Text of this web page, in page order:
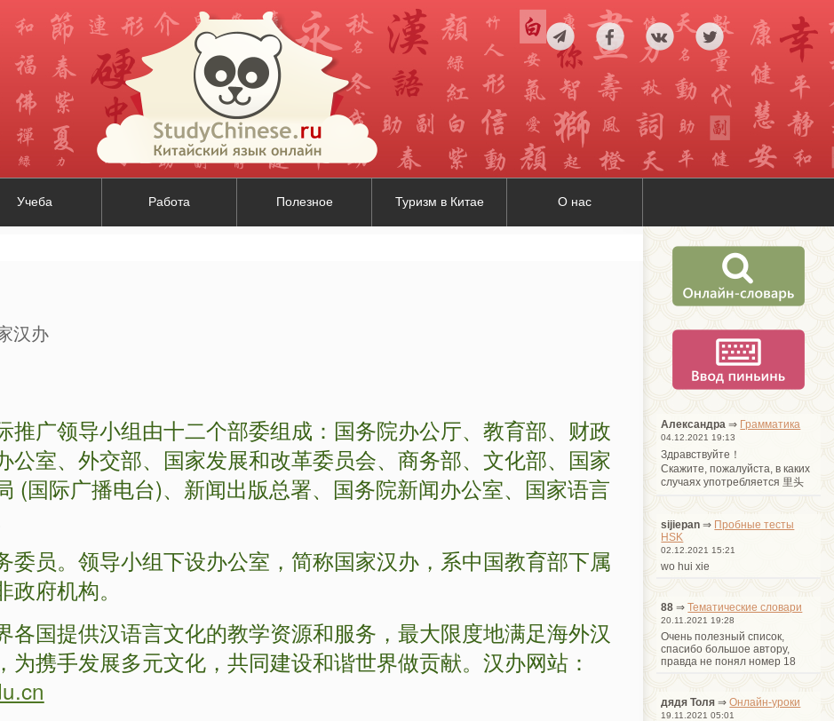
Учеба Работа Полезное Туризм в Китае О нас
汉办
推广领导小组由十二个部委组成：国务院办公厅、教育部、财政
公室、外交部、国家发展和改革委员会、商务部、文化部、国家
(国际广播电台)、新闻出版总署、国务院新闻办公室、国家语言
委员。领导小组下设办公室，简称国家汉办，系中国教育部下属
府机构。
各国提供汉语言文化的教学资源和服务，最大限度地满足海外汉
为携手发展多元文化，共同建设和谐世界做贡献。汉办网站：
Александра ⇒ Грамматика
04.12.2021 19:13
Здравствуйте！
Cкажите, пожалуйста, в каких
случаях употребляется 里头
sijiepan ⇒ Пробные тесты
HSK
02.12.2021 15:21
wo hui xie
88 ⇒Тематические словари
20.11.2021 19:28
Очень полезный список,
спасибо большое автору,
правда не понял номер 18
дядя Толя ⇒Онлайн-уроки
19.11.2021 05:01